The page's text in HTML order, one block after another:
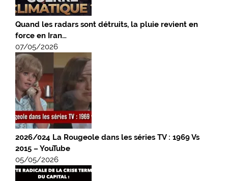
Quand les radars sont détruits, la pluie revient en
force en Iran…
07/05/2026
2026/024 La Rougeole dans les séries TV : 1969 Vs
2015 – YouTube
05/05/2026